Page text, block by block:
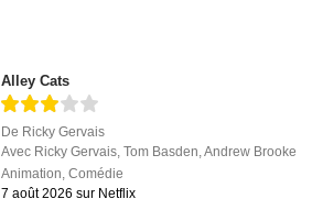
Alley Cats
De Ricky Gervais
Avec Ricky Gervais ,Tom Basden ,Andrew Brooke
Animation ,Comédie
7 août 2026 sur Netflix